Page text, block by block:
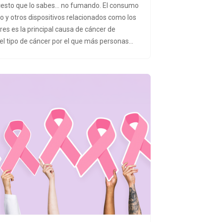
Osasun Eskola te animamos a
formación y a recomendarla a las
de tu entorno que puedan beneficiarse de
que lo sabes... no fumando. El consumo
y otros dispositivos relacionados como los
es la principal causa de cáncer de
tipo de cáncer por el que más personas
el tipo de tabaco, como los bajos en
los cigarrillos de liar, hace que fumar sea
el humo y sus tóxicos no
ya que quienes lo consumen de forma
pueden llegar a desarrollar cáncer de
nunca hayan fumado.Otros factores
ya que pueden aumentar el riesgo, son la
al amianto, a los altos niveles de
del aire, entre otros.&nbsp;¿Te